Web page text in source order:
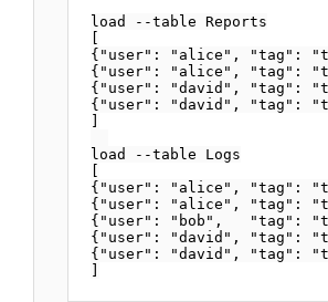
load --table Reports
{"user": "alice", "tag":
{"user": "alice", "tag":
{"user": "david", "tag":
{"user": "david", "tag":
load --table Logs
{"user": "alice", "tag":
{"user": "alice", "tag":
{"user": "bob",   "tag":
{"user": "david", "tag":
{"user": "david", "tag":